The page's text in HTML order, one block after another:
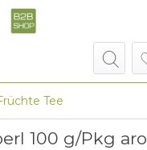
Tee
100 g/Pkg